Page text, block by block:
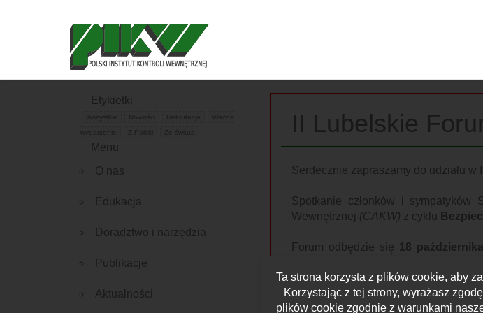
II Lubelskie
Serdecznie zapraszamy do udziału w
Spotkanie członków i sympatyków
Wewnętrznej (CAKW) z cyklu
Forum odbędzie się 18
, ul.
budynku.
Współorganizatorami spotkania są:
Etykietki
Wszystkie Rekrutacja
Ważne
wydarzenie
Menu
O nas
Edukacja
Doradztwo i narzędzia
Publikacje
Aktualności
Ta strona korzysta z plików cookie, aby
Korzystając z tej strony, wyrażasz
plików cookie zgodnie z warunkami